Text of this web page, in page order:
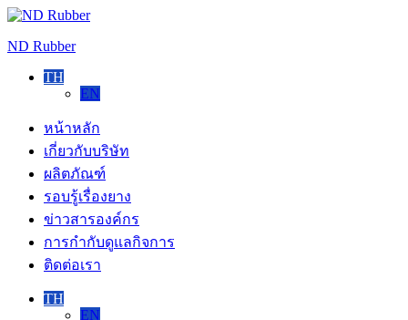
Skip
content
ND Rubber
TH
EN
หน้าหลัก
เกี่ยวกับบริษัท
ผลิตภัณฑ์
รอบรู้เรื่องยาง
ข่าวสารองค์กร
การกำกับดูแลกิจการ
ติดต่อเรา
TH
EN